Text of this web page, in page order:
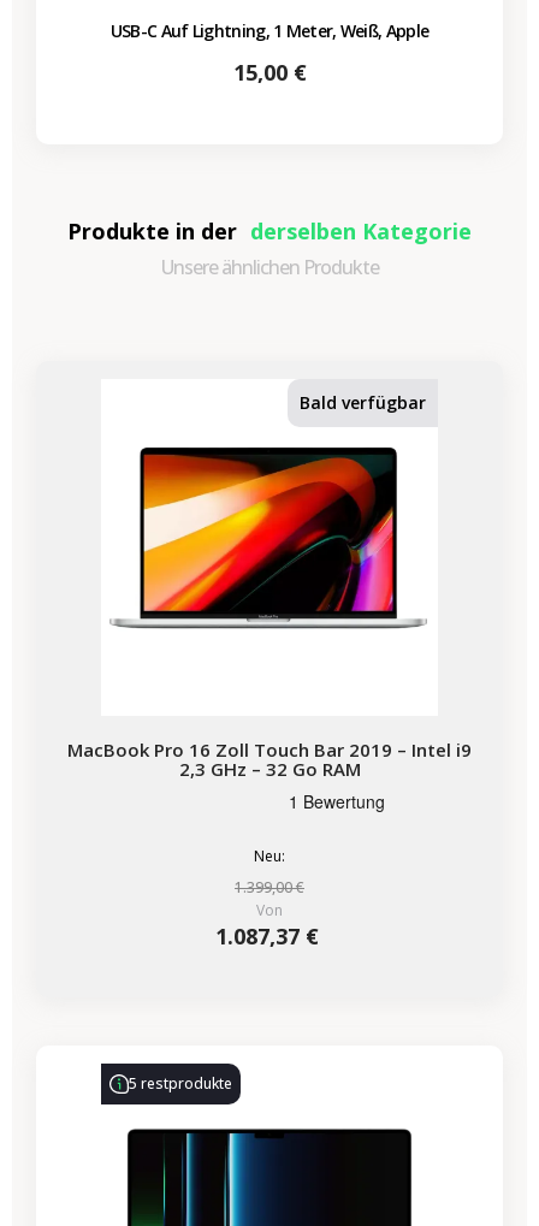
USB-C Auf Lightning, 1 Meter, Weiß, Apple
Preis
15,00 €
Produkte in der derselben Kategorie
Unsere ähnlichen Produkte
Bald verfügbar
MacBook Pro 16 Zoll Touch Bar 2019 – Intel i9
2,3 GHz – 32 Go RAM
Neu:
1.399,00 €
Von
1.087,37 €
5 restprodukte